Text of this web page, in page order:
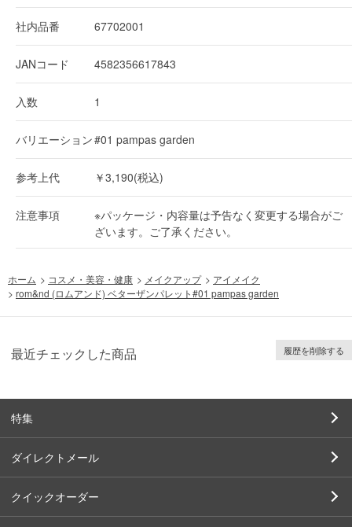
社内品番 67702001
JANコード 4582356617843
入数 1
バリエーション#01 pampas garden
参考上代 ￥3,190(税込)
注意事項
※パッケージ・内容量は予告なく変更する場合がご
ざいます。ご了承ください。
ホーム > コスメ・美容・健康 > メイクアップ > アイメイク
> rom&nd (ロムアンド) ベターザンパレット#01 pampas garden
最近チェックした商品 履歴を削除する
特集
ダイレクトメール
クイックオーダー